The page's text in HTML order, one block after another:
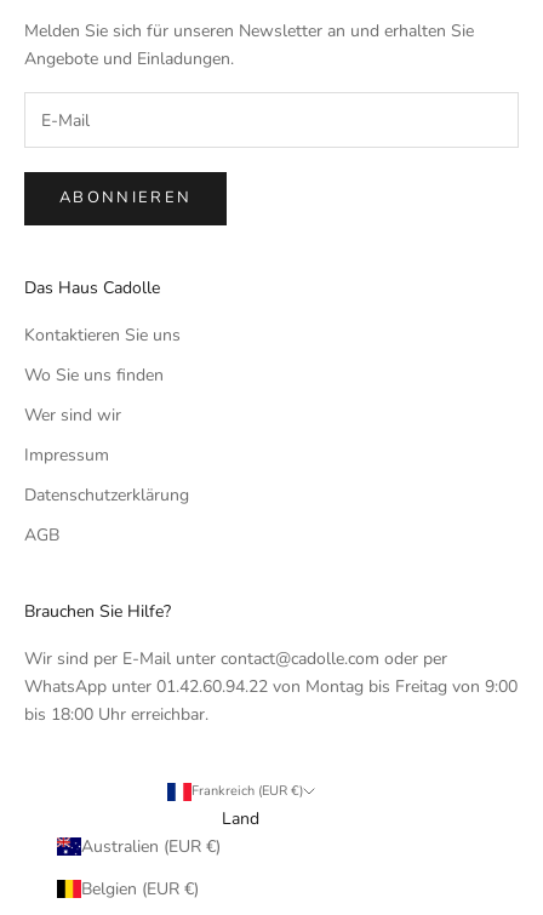
Melden Sie sich für unseren Newsletter an und erhalten Sie
Angebote und Einladungen.
ABONNIEREN
Das Haus Cadolle
Kontaktieren Sie uns
Wo Sie uns finden
Wer sind wir
Impressum
Datenschutzerklärung
AGB
Brauchen Sie Hilfe?
Wir sind per E-Mail unter contact@cadolle.com oder per
WhatsApp unter 01.42.60.94.22 von Montag bis Freitag von 9:00
bis 18:00 Uhr erreichbar.
Frankreich (EUR €)
Land
Australien (EUR €)
Belgien (EUR €)